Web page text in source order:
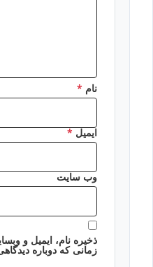
نام *
ایمیل*
وب‌ سایت
ذخیره نام، ایمیل و
زمانی که دوباره